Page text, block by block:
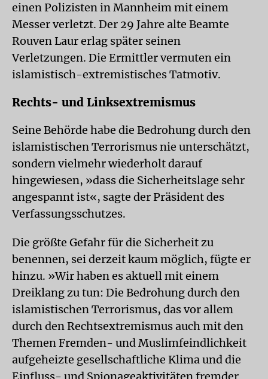
einen Polizisten in Mannheim mit einem
Messer verletzt. Der 29 Jahre alte Beamte
Rouven Laur erlag später seinen
Verletzungen. Die Ermittler vermuten ein
islamistisch-extremistisches Tatmotiv.
Rechts- und Linksextremismus
Seine Behörde habe die Bedrohung durch den
islamistischen Terrorismus nie unterschätzt,
sondern vielmehr wiederholt darauf
hingewiesen, »dass die Sicherheitslage sehr
angespannt ist«, sagte der Präsident des
Verfassungsschutzes.
Die größte Gefahr für die Sicherheit zu
benennen, sei derzeit kaum möglich, fügte er
hinzu. »Wir haben es aktuell mit einem
Dreiklang zu tun: Die Bedrohung durch den
islamistischen Terrorismus, das vor allem
durch den Rechtsextremismus auch mit den
Themen Fremden- und Muslimfeindlichkeit
aufgeheizte gesellschaftliche Klima und die